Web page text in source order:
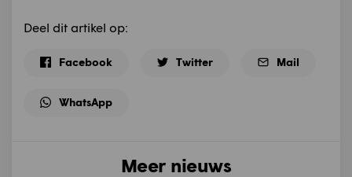
Deel dit artikel op:
Facebook Twitter Mail
WhatsApp
Meer nieuws